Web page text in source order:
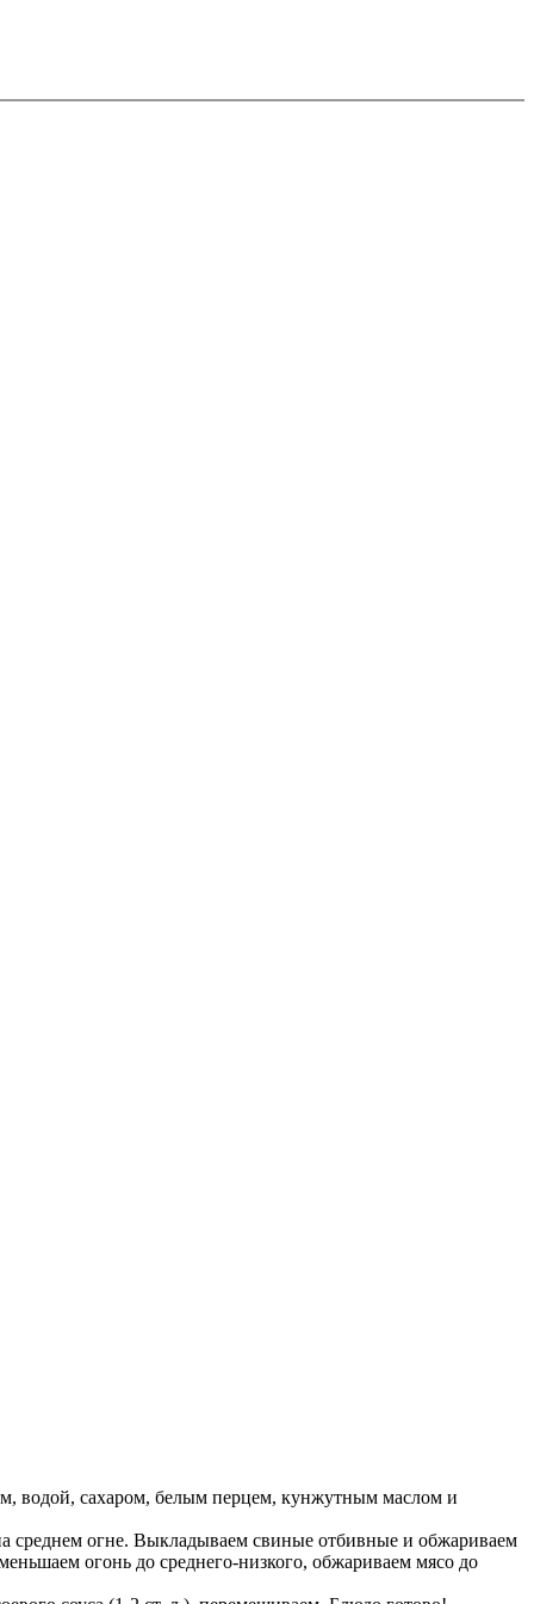
водой, сахаром, белым перцем, кунжутным маслом и
среднем огне. Выкладываем свиные отбивные и обжариваем
огонь до среднего-низкого, обжариваем мясо до